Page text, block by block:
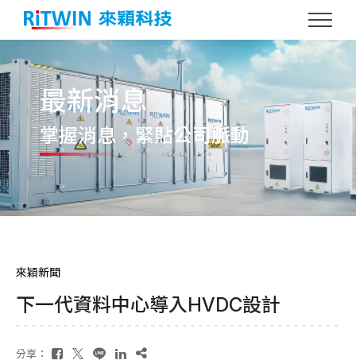
最新消息
掌握消息 ，緊貼公司脈動
來穎新聞
下一代資料中心導入HVDC設計
分享：